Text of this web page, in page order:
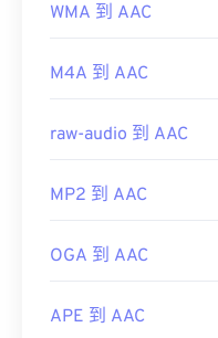
WMA 到 AAC
M4A 到 AAC
raw-audio 到 AAC
MP2 到 AAC
OGA 到 AAC
APE 到 AAC